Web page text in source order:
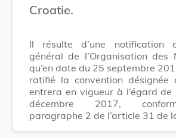
Croatie.
Il résulte d’une notification
général de l’Organisation des
qu’en date du 25 septembre
ratifié la convention désignée
entrera en vigueur à l’égard
décembre 2017,
paragraphe 2 de l’article 31 de